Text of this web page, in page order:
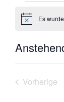
HinweisEs
auswählen.
Vorherige